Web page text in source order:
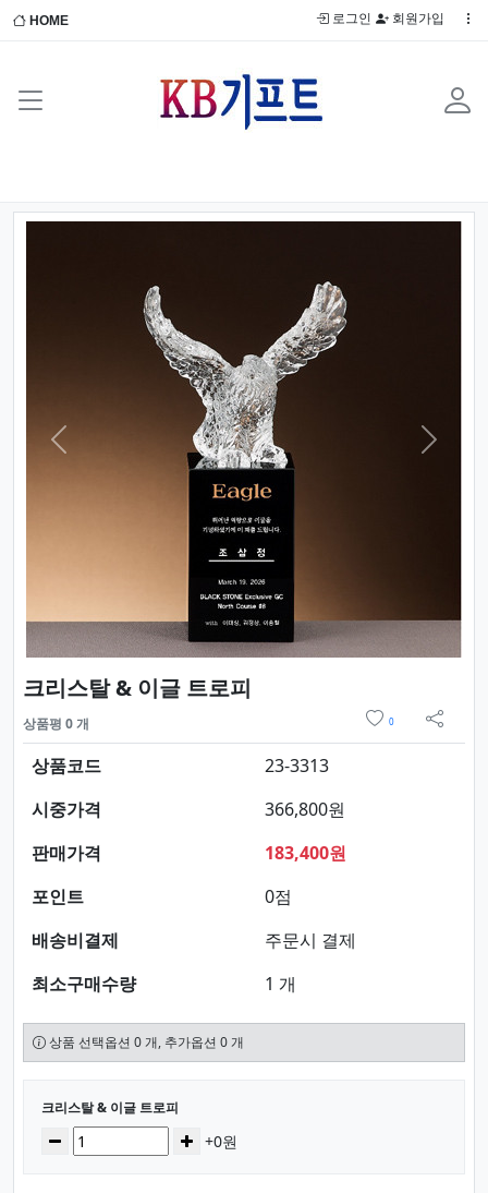
HOME 로그인 회원가입
Previous Next
크리스탈 & 이글 트로피
상품평 0 개 0
sns 공
상품코드
23-3313
시중가격
366,800원
판매가격
183,400원
포인트
0점
배송비결제
주문시 결제
최소구매수량
1 개
상품 선택옵션 0 개, 추가옵션 0 개
선택된 옵션
크리스탈 & 이글 트로피
수량감소 증가+0원